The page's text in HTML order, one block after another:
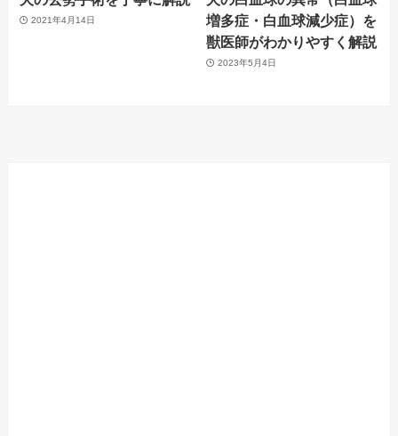
2021年4月14日
増多症・白血球減少症）を
獣医師がわかりやすく解説
2023年5月4日